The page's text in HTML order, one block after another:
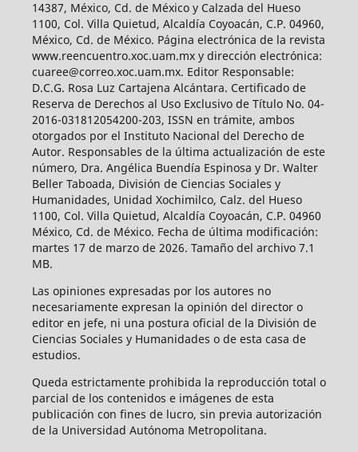
14387, México, Cd. de México y Calzada del Hueso
1100, Col. Villa Quietud, Alcaldía Coyoacán, C.P. 04960,
México, Cd. de México. Página electrónica de la revista
www.reencuentro.xoc.uam.mx y dirección electrónica:
cuaree@correo.xoc.uam.mx. Editor Responsable:
D.C.G. Rosa Luz Cartajena Alcántara. Certificado de
Reserva de Derechos al Uso Exclusivo de Título No. 04-
2016-031812054200-203, ISSN en trámite, ambos
otorgados por el Instituto Nacional del Derecho de
Autor. Responsables de la última actualización de este
número, Dra. Angélica Buendía Espinosa y Dr. Walter
Beller Taboada, División de Ciencias Sociales y
Humanidades, Unidad Xochimilco, Calz. del Hueso
1100, Col. Villa Quietud, Alcaldía Coyoacán, C.P. 04960
México, Cd. de México. Fecha de última modificación:
martes 17 de marzo de 2026. Tamaño del archivo 7.1
MB.
Las opiniones expresadas por los autores no
necesariamente expresan la opinión del director o
editor en jefe, ni una postura oficial de la División de
Ciencias Sociales y Humanidades o de esta casa de
estudios.
Queda estrictamente prohibida la reproducción total o
parcial de los contenidos e imágenes de esta
publicación con fines de lucro, sin previa autorización
de la Universidad Autónoma Metropolitana.